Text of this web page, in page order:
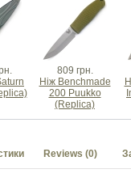
809 грн.
Ніж Benchmade
200 Puukko
(Replica)
Reviews (0)